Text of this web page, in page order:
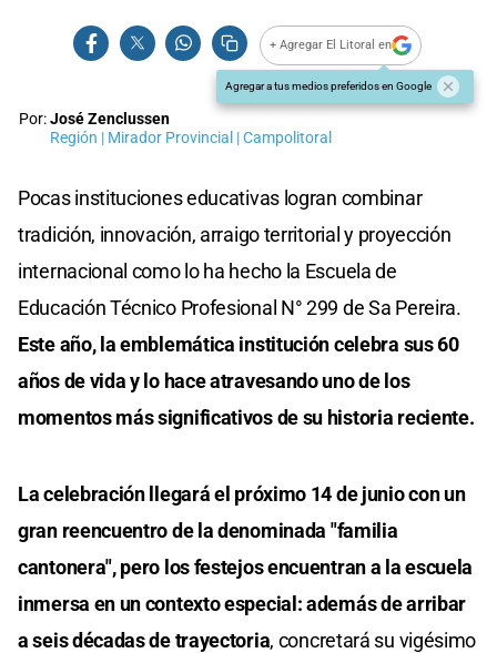
+ Agregar El Litoral en
Agregar a tus medios preferidos en Google
Por:José Zenclussen
Región | Mirador Provincial | Campolitoral
Pocas instituciones educativas logran combinar
tradición, innovación, arraigo territorial y proyección
internacional como lo ha hecho la Escuela de
Educación Técnico Profesional N° 299 de Sa Pereira.
Este año, la emblemática institución celebra sus 60
años de vida y lo hace atravesando uno de los
momentos más significativos de su historia reciente.
La celebración llegará el próximo 14 de junio con un
gran reencuentro de la denominada "familia
cantonera", pero los festejos encuentran a la escuela
inmersa en un contexto especial: además de arribar
a seis décadas de trayectoria, concretará su vigésimo